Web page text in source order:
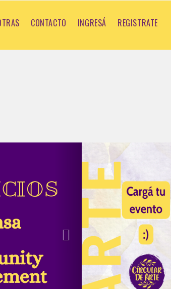
CONTACTO INGRESÁ REGISTRATE